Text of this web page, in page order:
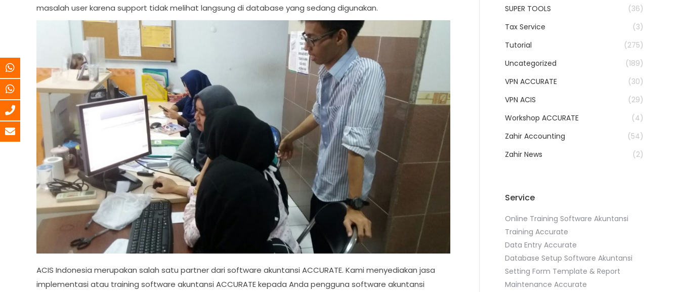
masalah user karena support tidak melihat langsung di database yang sedang digunakan.
ACIS Indonesia merupakan salah satu partner dari software akuntansi ACCURATE. Kami menyediakan jasa
implementasi atau training software akuntansi ACCURATE kepada Anda pengguna software akuntansi
SUPER TOOLS
(36)
Tax Service
(3)
Tutorial
(275)
Uncategorized
(189)
VPN ACCURATE
(30)
VPN ACIS
(29)
Workshop ACCURATE
(4)
Zahir Accounting
(54)
Zahir News
(2)
Service
Online Training Software Akuntansi
Training Accurate
Data Entry Accurate
Database Setup Software Akuntansi
Setting Form Template & Report
Maintenance Accurate